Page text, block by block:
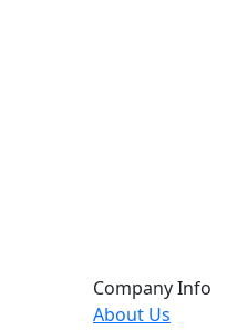
Company Info
About Us